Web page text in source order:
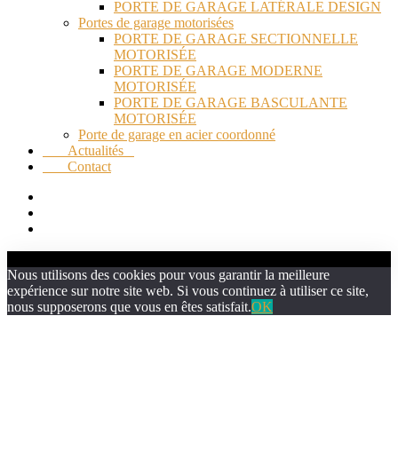
PORTE DE GARAGE LATÉRALE DESIGN
Portes de garage motorisées
PORTE DE GARAGE SECTIONNELLE
MOTORISÉE
PORTE DE GARAGE MODERNE
MOTORISÉE
PORTE DE GARAGE BASCULANTE
MOTORISÉE
Porte de garage en acier coordonné
Actualités
Contact
Nous utilisons des cookies pour vous garantir la meilleure
expérience sur notre site web. Si vous continuez à utiliser ce site,
nous supposerons que vous en êtes satisfait.OK